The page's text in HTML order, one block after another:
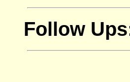
Follow